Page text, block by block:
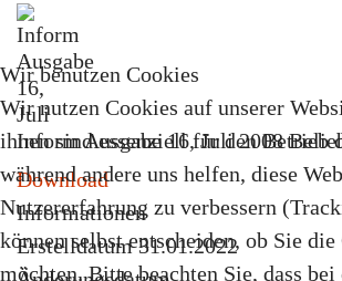
Inform Ausgabe 16, Juli 2008
Download
Informationen
Erstelldatum31.01.2022
Wir benutzen Cookies
Wir nutzen Cookies auf unserer
ihnen sind essenziell für den Betrieb
während andere uns helfen, diese
Nutzererfahrung zu verbessern
können selbst entscheiden, ob Sie die
möchten. Bitte beachten Sie, dass